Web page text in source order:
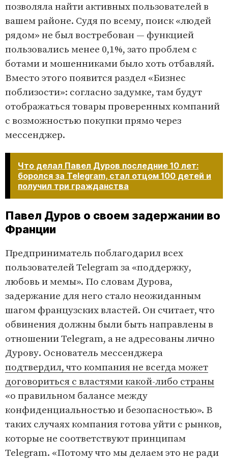
позволяла найти активных пользователей в
вашем районе. Судя по всему, поиск «людей
рядом» не был востребован — функцией
пользовались менее 0,1%, зато проблем с
ботами и мошенниками было хоть отбавляй.
Вместо этого появится раздел «Бизнес
поблизости»: согласно задумке, там будут
отображаться товары проверенных компаний
с возможностью покупки прямо через
мессенджер.
Что делал Павел Дуров последние 10 лет:
боролся за Telegram, стал отцом 100 детей и
получил три гражданства
Павел Дуров о своем задержании во
Франции
Предприниматель поблагодарил всех
пользователей Telegram за «поддержку,
любовь и мемы». По словам Дурова,
задержание для него стало неожиданным
шагом французских властей. Он считает, что
обвинения должны были быть направлены в
отношении Telegram, а не адресованы лично
Дурову. Основатель мессенджера
подтвердил, что компания не всегда может
договориться с властями какой-либо страны
«о правильном балансе между
конфиденциальностью и безопасностью». В
таких случаях компания готова уйти с рынков,
которые не соответствуют принципам
Telegram. «Потому что мы делаем это не ради